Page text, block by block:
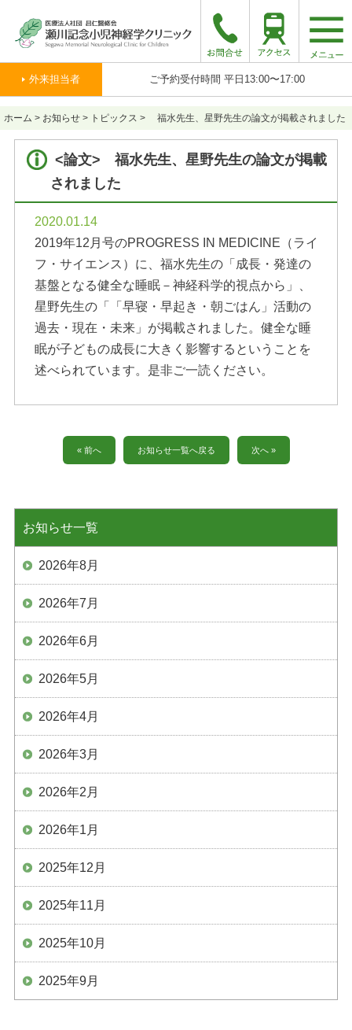
外来担当者 ご予約受付時間 平日13:00〜17:00
ホーム > お知らせ > トピックス > 福水先生、星野先生の論文が掲載されました
<論文> 福水先生、星野先生の論文が掲載
されました
2020.01.14
2019年12月号のPROGRESS IN MEDICINE（ライ
フ・サイエンス）に、福水先生の「成長・発達の
基盤となる健全な睡眠－神経科学的視点から」、
星野先生の「「早寝・早起き・朝ごはん」活動の
過去・現在・未来」が掲載されました。健全な睡
眠が子どもの成長に大きく影響するということを
述べられています。是非ご一読ください。
« 前へ お知らせ一覧へ戻る 次へ »
お知らせ一覧
2026年8月
2026年7月
2026年6月
2026年5月
2026年4月
2026年3月
2026年2月
2026年1月
2025年12月
2025年11月
2025年10月
2025年9月